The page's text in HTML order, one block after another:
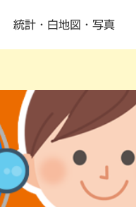
統計・白地図・写真